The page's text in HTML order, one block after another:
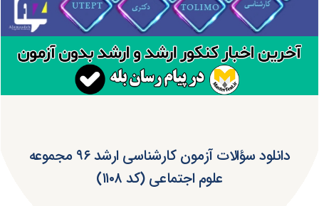
دانلود سؤالات آزمون کارشناسی ارشد ۹۶ مجموعه
علوم اجتماعی (کد ۱۱۰۸)